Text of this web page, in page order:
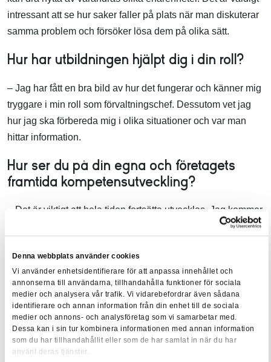
Denna webbplats använder cookies
Vi använder enhetsidentifierare för att anpassa innehållet och
annonserna till användarna, tillhandahålla funktioner för sociala
medier och analysera vår trafik. Vi vidarebefordrar även sådana
identifierare och annan information från din enhet till de sociala
medier och annons- och analysföretag som vi samarbetar med.
Dessa kan i sin tur kombinera informationen med annan information
som du har tillhandahållit eller som de har samlat in när du har
använt deras tjänster.
intressant att se hur saker faller på plats när man diskuterar
samma problem och försöker lösa dem på olika sätt.
Hur har utbildningen hjälpt dig i din roll?
– Jag har fått en bra bild av hur det fungerar och känner mig
tryggare i min roll som förvaltningschef. Dessutom vet jag
hur jag ska förbereda mig i olika situationer och var man
hittar information.
Hur ser du på din egna och företagets
framtida kompetensutveckling?
– Det är viktigt att hela tiden fortsätta utvecklas. Jag kommer
säkert att gå fler utbildningar och då är BFAB ett mycket bra
Vill du också ha en bra plattform och en stabil grund att stå
på som fastighetsförvaltare? Läs mer omDiplomerad
Fastighetsförvaltare – Kvalificerad fastighetsförvaltning
Tveka inte att höra av dig till Lillemor Runesson,
utbildningsansvarig på BFAB om du har några frågor. Du